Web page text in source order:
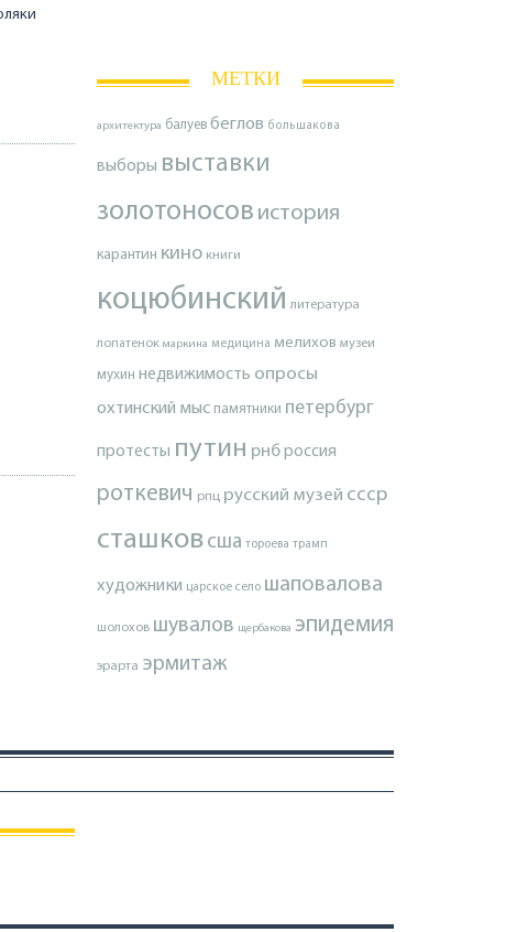
МЕТКИ
архитектура балуев беглов большакова
выборы выставки
золотоносов история
карантин кино книги
коцюбинский литература
лопатенок маркина медицина мелихов музеи
мухин недвижимость опросы
охтинский мыс памятники петербург
протесты путин рнброссия
роткевич рпц русский музей ссср
сташков сша тороева трамп
художники царское село шаповалова
шолохов шувалов щербакова эпидемия
эрарта эрмитаж